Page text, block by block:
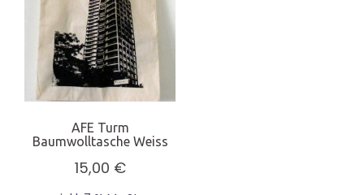
AFE Turm
Baumwolltasche Weiss
15,00 €